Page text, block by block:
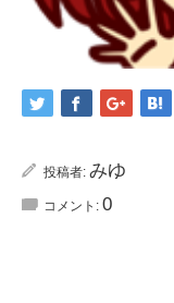
投稿者: みゆ
コメント: 0